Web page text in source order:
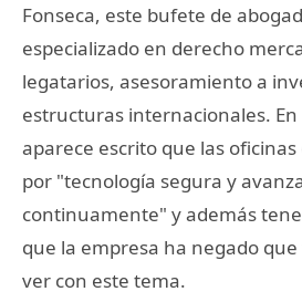
Fonseca, este bufete de
especializado en derecho
legatarios, asesoramiento a
estructuras internacionales.
aparece escrito que las
por "tecnología segura y
continuamente" y además
que la empresa ha negado
ver con este tema.